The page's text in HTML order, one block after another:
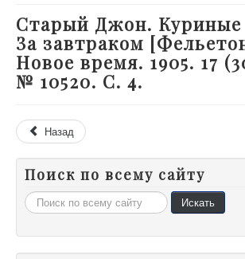
Старый Джон. Куриные
За завтраком
Новое время. 1905. 17
№ 10520. С. 4.
Назад
Поиск по всему сайту
Искать... Искать